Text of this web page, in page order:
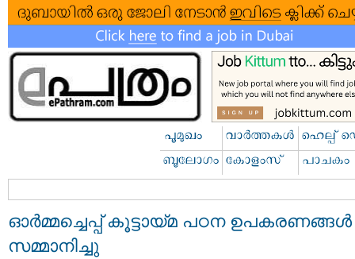
ഓർമ്മച്ചെപ്പ് കൂട്ടായ്മ പഠന ഉപകരണങ്ങൾ
സമ്മാനിച്ചു